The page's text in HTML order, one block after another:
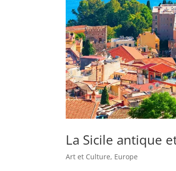
La Sicile antique
Art et Culture, Europe